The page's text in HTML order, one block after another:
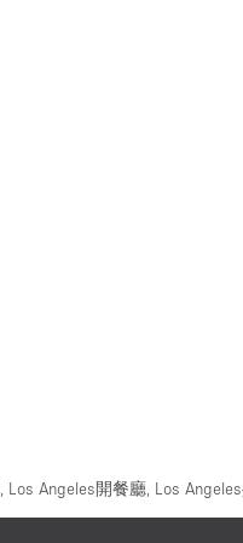
Los Angeles開餐廳 Los